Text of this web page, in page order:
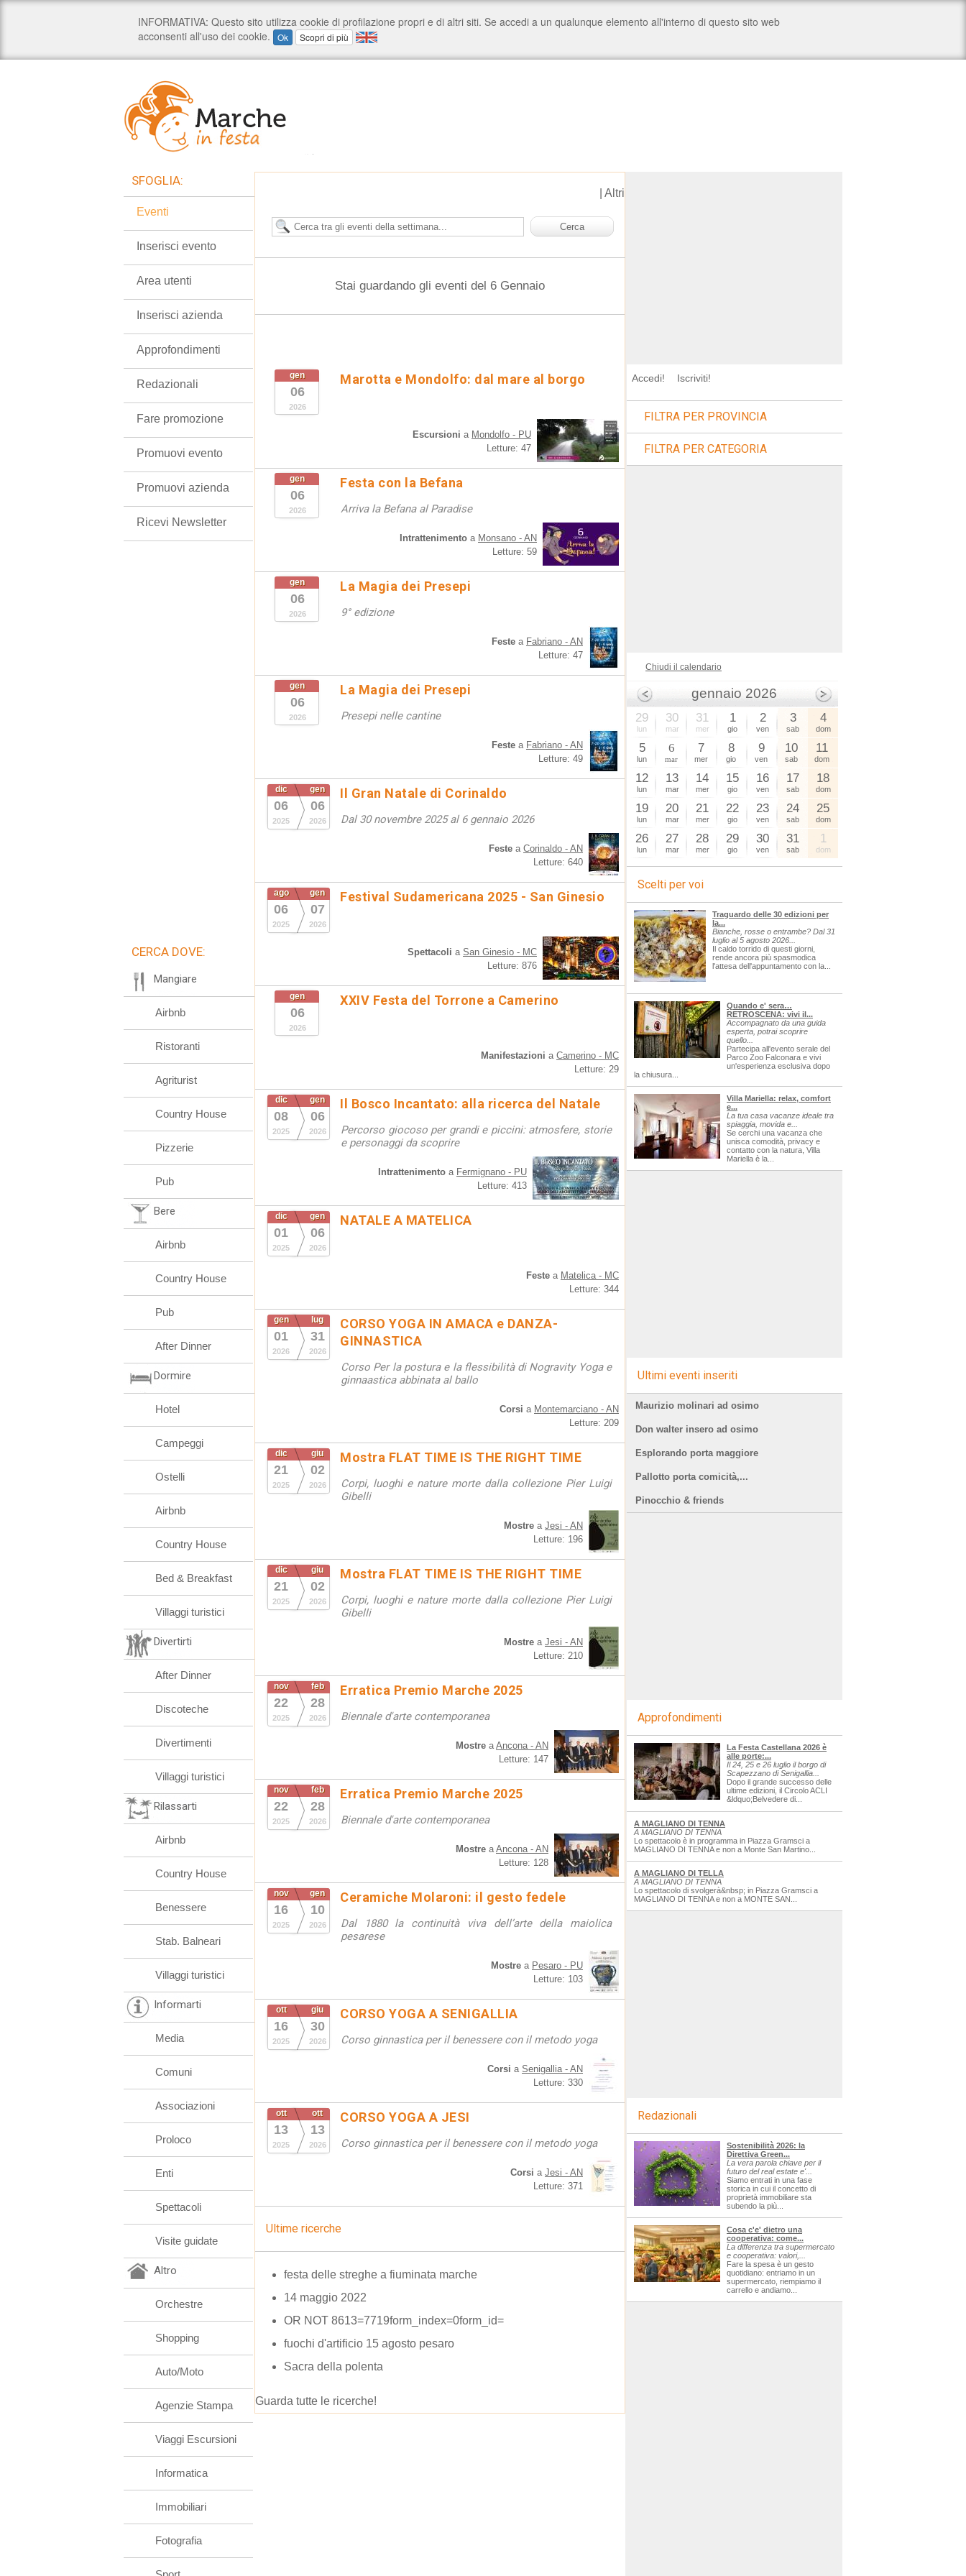
Altri
Stai guardando gli eventi del 6 Gennaio
gen
06
2026
Marotta e Mondolfo: dal mare al borgo
Escursioni a Mondolfo - PU
Letture: 47
gen
06
2026
Festa con la Befana
Arriva la Befana al Paradise
Intrattenimento a Monsano - AN
Letture: 59
gen
06
2026
La Magia dei Presepi
9° edizione
Feste a Fabriano - AN
Letture: 47
gen
06
2026
La Magia dei Presepi
Presepi nelle cantine
Feste a Fabriano - AN
Letture: 49
dic
06
2025
gen
06
2026
Il Gran Natale di Corinaldo
Dal 30 novembre 2025 al 6 gennaio 2026
Feste a Corinaldo - AN
Letture: 640
ago
06
2025
gen
07
2026
Festival Sudamericana 2025 - San Ginesio
Spettacoli a San Ginesio - MC
Letture: 876
gen
06
2026
XXIV Festa del Torrone a Camerino
Manifestazioni a Camerino - MC
Letture: 29
dic
08
2025
gen
06
2026
Il Bosco Incantato: alla ricerca del Natale
Percorso giocoso per grandi e piccini: atmosfere, storie
e personaggi da scoprire
Intrattenimento a Fermignano - PU
Letture: 413
dic
01
2025
gen
06
2026
NATALE A MATELICA
Feste a Matelica - MC
Letture: 344
gen
01
2026
lug
31
2026
CORSO YOGA IN AMACA e DANZA-
GINNASTICA
Corso Per la postura e la flessibilità di Nogravity Yoga e
ginnaastica abbinata al ballo
Corsi a Montemarciano - AN
Letture: 209
dic
21
2025
giu
02
2026
Mostra FLAT TIME IS THE RIGHT TIME
Corpi, luoghi e nature morte dalla collezione Pier Luigi
Gibelli
Mostre a Jesi - AN
Letture: 196
dic
21
2025
giu
02
2026
Mostra FLAT TIME IS THE RIGHT TIME
Corpi, luoghi e nature morte dalla collezione Pier Luigi
Gibelli
Mostre a Jesi - AN
Letture: 210
nov
22
2025
feb
28
2026
Erratica Premio Marche 2025
Biennale d'arte contemporanea
Mostre aAncona - AN
Letture: 147
nov
22
2025
feb
28
2026
Erratica Premio Marche 2025
Biennale d'arte contemporanea
Mostre aAncona - AN
Letture: 128
nov
16
2025
gen
10
2026
Ceramiche Molaroni: il gesto fedele
Dal 1880 la continuità viva dell’arte della maiolica
pesarese
Mostre a Pesaro - PU
Letture: 103
ott
16
2025
giu
30
2026
CORSO YOGA A SENIGALLIA
Corso ginnastica per il benessere con il metodo yoga
Corsi a Senigallia - AN
Letture: 330
ott
13
2025
ott
13
2026
CORSO YOGA A JESI
Corso ginnastica per il benessere con il metodo yoga
Corsi a Jesi - AN
Letture: 371
Ultime ricerche
festa delle streghe a fiuminata marche
14 maggio 2022
OR NOT 8613=7719form_index=0form_id=
fuochi d'artificio 15 agosto pesaro
Sacra della polenta
Guarda tutte le ricerche!
SFOGLIA:
Eventi
Inserisci evento
Area utenti
Inserisci azienda
Approfondimenti
Redazionali
Fare promozione
Promuovi evento
Promuovi azienda
Ricevi Newsletter
CERCA DOVE:
Mangiare
Airbnb
Ristoranti
Agriturist
Country House
Pizzerie
Pub
Bere
Airbnb
Country House
Pub
After Dinner
Dormire
Hotel
Campeggi
Ostelli
Airbnb
Country House
Bed & Breakfast
Villaggi turistici
Divertirti
After Dinner
Discoteche
Divertimenti
Villaggi turistici
Rilassarti
Airbnb
Country House
Benessere
Stab. Balneari
Villaggi turistici
Informarti
Media
Comuni
Associazioni
Proloco
Enti
Spettacoli
Visite guidate
Altro
Orchestre
Shopping
Auto/Moto
Agenzie Stampa
Viaggi Escursioni
Informatica
Immobiliari
Fotografia
Accedi! Iscriviti!
FILTRA PER PROVINCIA
FILTRA PER CATEGORIA
Chiudi il calendario
gennaio 2026
29
lun
30
mar
31
mer
1
gio
2
ven
3
sab
4
dom
5
lun
6
mar
7
mer
8
gio
9
ven
10
sab
11
dom
12
lun
13
mar
14
mer
15
gio
16
ven
17
sab
18
dom
19
lun
20
mar
21
mer
22
gio
23
ven
24
sab
25
dom
26
lun
27
mar
28
mer
29
gio
30
ven
31
sab
1
dom
Scelti per voi
Traguardo delle 30 edizioni per
la...
Bianche, rosse o entrambe? Dal 31
luglio al 5 agosto 2026...
Il caldo torrido di questi giorni,
rende ancora più spasmodica
l'attesa dell'appuntamento con la...
Quando e' sera…
RETROSCENA: vivi il...
Accompagnato da una guida
esperta, potrai scoprire
quello...
Partecipa all'evento serale del
Parco Zoo Falconara e vivi
un'esperienza esclusiva dopo
la chiusura...
Villa Mariella: relax, comfort
e...
La tua casa vacanze ideale tra
spiaggia, movida e...
Se cerchi una vacanza che
unisca comodità, privacy e
contatto con la natura, Villa
Mariella è la...
Ultimi eventi inseriti
Maurizio molinari ad osimo
Don walter insero ad osimo
Esplorando porta maggiore
Pallotto porta comicità,...
Pinocchio & friends
Approfondimenti
La Festa Castellana 2026 è
alle porte:...
Il 24, 25 e 26 luglio il borgo di
Scapezzano di Senigallia...
Dopo il grande successo delle
ultime edizioni, il Circolo ACLI
&ldquo;Belvedere di...
A MAGLIANO DI TENNA
A MAGLIANO DI TENNA
Lo spettacolo è in programma in Piazza Gramsci a
MAGLIANO DI TENNA e non a Monte San Martino...
A MAGLIANO DI TELLA
A MAGLIANO DI TENNA
Lo spettacolo di svolgerà&nbsp; in Piazza Gramsci a
MAGLIANO DI TENNA e non a MONTE SAN...
Redazionali
Sostenibilità 2026: la
Direttiva Green...
La vera parola chiave per il
futuro del real estate e'...
Siamo entrati in una fase
storica in cui il concetto di
proprietà immobiliare sta
subendo la più...
Cosa c'e' dietro una
cooperativa: come...
La differenza tra supermercato
e cooperativa: valori,...
Fare la spesa è un gesto
quotidiano: entriamo in un
supermercato, riempiamo il
carrello e andiamo...